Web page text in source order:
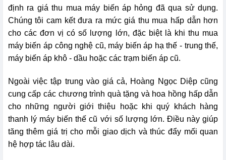
định ra giá thu mua máy biến áp hỏng đã qua sử dụng.
Chúng tôi cam kết đưa ra mức giá thu mua hấp dẫn hơn
cho các đơn vị có số lượng lớn, đặc biệt là khi thu mua
máy biến áp công nghệ cũ, máy biến áp hạ thế - trung thế,
máy biến áp khô - dầu hoặc các trạm biến áp cũ.
Ngoài việc tập trung vào giá cả, Hoàng Ngọc Diệp cũng
cung cấp các chương trình quà tặng và hoa hồng hấp dẫn
cho những người giới thiệu hoặc khi quý khách hàng
thanh lý máy biến thế cũ với số lượng lớn. Điều này giúp
tăng thêm giá trị cho mỗi giao dịch và thúc đẩy mối quan
hệ hợp tác lâu dài.